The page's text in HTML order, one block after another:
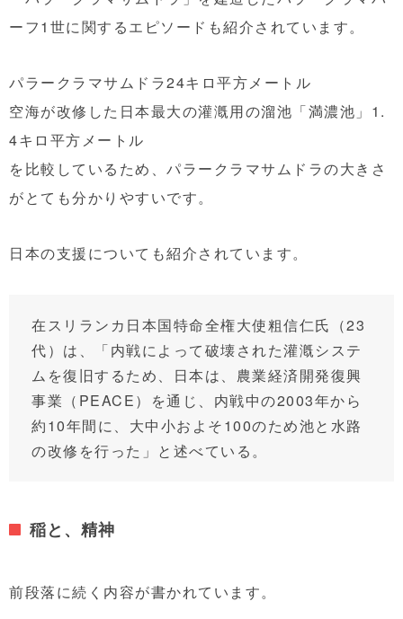
ーフ1世に関するエピソードも紹介されています。
パラークラマサムドラ24キロ平方メートル
空海が改修した日本最大の灌漑用の溜池「満濃池」1.
4キロ平方メートル
を比較しているため、パラークラマサムドラの大きさ
がとても分かりやすいです。
日本の支援についても紹介されています。
在スリランカ日本国特命全権大使粗信仁氏（23
代）は、「内戦によって破壊された灌漑システ
ムを復旧するため、日本は、農業経済開発復興
事業（PEACE）を通じ、内戦中の2003年から
約10年間に、大中小およそ100のため池と水路
の改修を行った」と述べている。
稲と、精神
前段落に続く内容が書かれています。